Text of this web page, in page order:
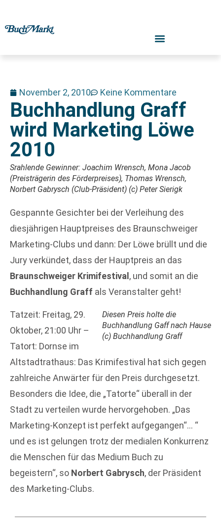
November 2, 2010 Keine Kommentare
Buchhandlung Graff
wird Marketing Löwe
2010
Srahlende Gewinner: Joachim Wrensch, Mona Jacob
(Preisträgerin des Förderpreises), Thomas Wrensch,
Norbert Gabrysch (Club-Präsident) (c) Peter Sierigk
Gespannte Gesichter bei der Verleihung des
diesjährigen Hauptpreises des Braunschweiger
Marketing-Clubs und dann: Der Löwe brüllt und die
Jury verkündet, dass der Hauptpreis an das
Braunschweiger Krimifestival , und somit an die
Buchhandlung Graff als Veranstalter geht!
Diesen Preis holte die
Buchhandlung Gaff nach Hause
(c) Buchhandlung Graff
Tatzeit: Freitag, 29.
Oktober, 21:00 Uhr –
Tatort: Dornse im
Altstadtrathaus: Das Krimifestival hat sich gegen
zahlreiche Anwärter für den Preis durchgesetzt.
Besonders die Idee, die „Tatorte“ überall in der
Stadt zu verteilen wurde hervorgehoben. „Das
Marketing-Konzept ist perfekt aufgegangen“… “
und es ist gelungen trotz der medialen Konkurrenz
die Menschen für das Medium Buch zu
begeistern“, so Norbert Gabrysch, der Präsident
des Marketing-Clubs.